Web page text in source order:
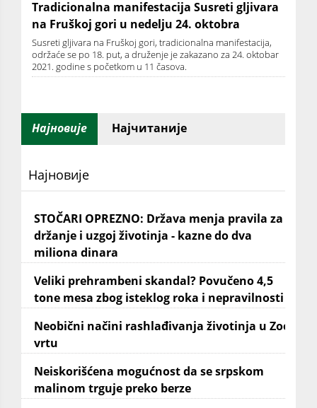
Tradicionalna manifestacija Susreti gljivara
na Fruškoj gori u nedelju 24. oktobra
Susreti gljivara na Fruškoj gori, tradicionalna manifestacija,
održaće se po 18. put, a druženje je zakazano za 24. oktobar
2021. godine s početkom u 11 časova.
Најновије Најчитаније
Најновије
STOČARI OPREZNO: Država menja pravila za
držanje i uzgoj životinja - kazne do dva
miliona dinara
Veliki prehrambeni skandal? Povučeno 4,5
tone mesa zbog isteklog roka i nepravilnosti
Neobični načini rashlađivanja životinja u Zoo
vrtu
Neiskorišćena mogućnost da se srpskom
malinom trguje preko berze